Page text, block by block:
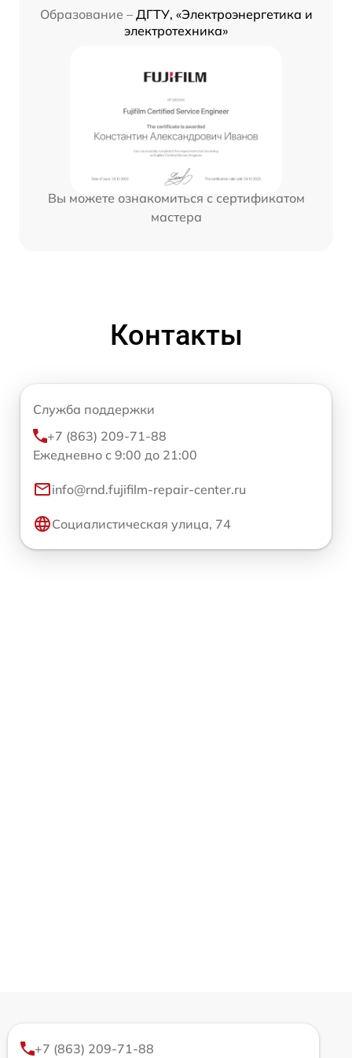
Образование – ДГТУ, «Электроэнергетика и
электротехника»
Вы можете ознакомиться с сертификатом
мастера
Контакты
Служба поддержки
+7 (863) 209-71-88
Ежедневно с 9:00 до 21:00
info@rnd.fujifilm-repair-center.ru
Социалистическая улица, 74
+7 (863) 209-71-88